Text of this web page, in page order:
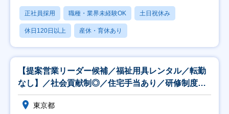
正社員採用 職種・業界未経験OK 土日祝休み
休日120日以上 産休・育休あり
【提案営業リーダー候補／福祉用具レンタル／転勤
なし】／社会貢献制◎／住宅手当あり／研修制度充
実◎
東京都